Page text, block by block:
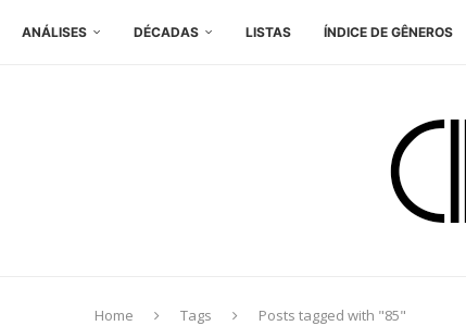
ANÁLISES DÉCADAS LISTAS ÍNDICE DE GÊNEROS
Home Tags Posts tagged with "85"